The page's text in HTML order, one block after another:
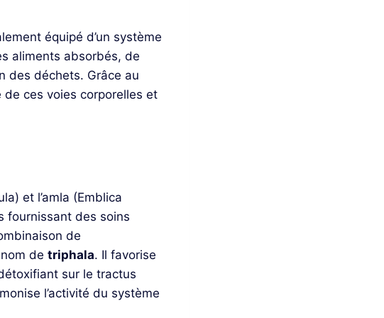
équipé d’un système
aliments absorbés, de
des déchets. Grâce au
de ces voies corporelles et
et l’amla (Emblica
fournissant des soins
de
de triphala. Il favorise
sur le tractus
l’activité du système